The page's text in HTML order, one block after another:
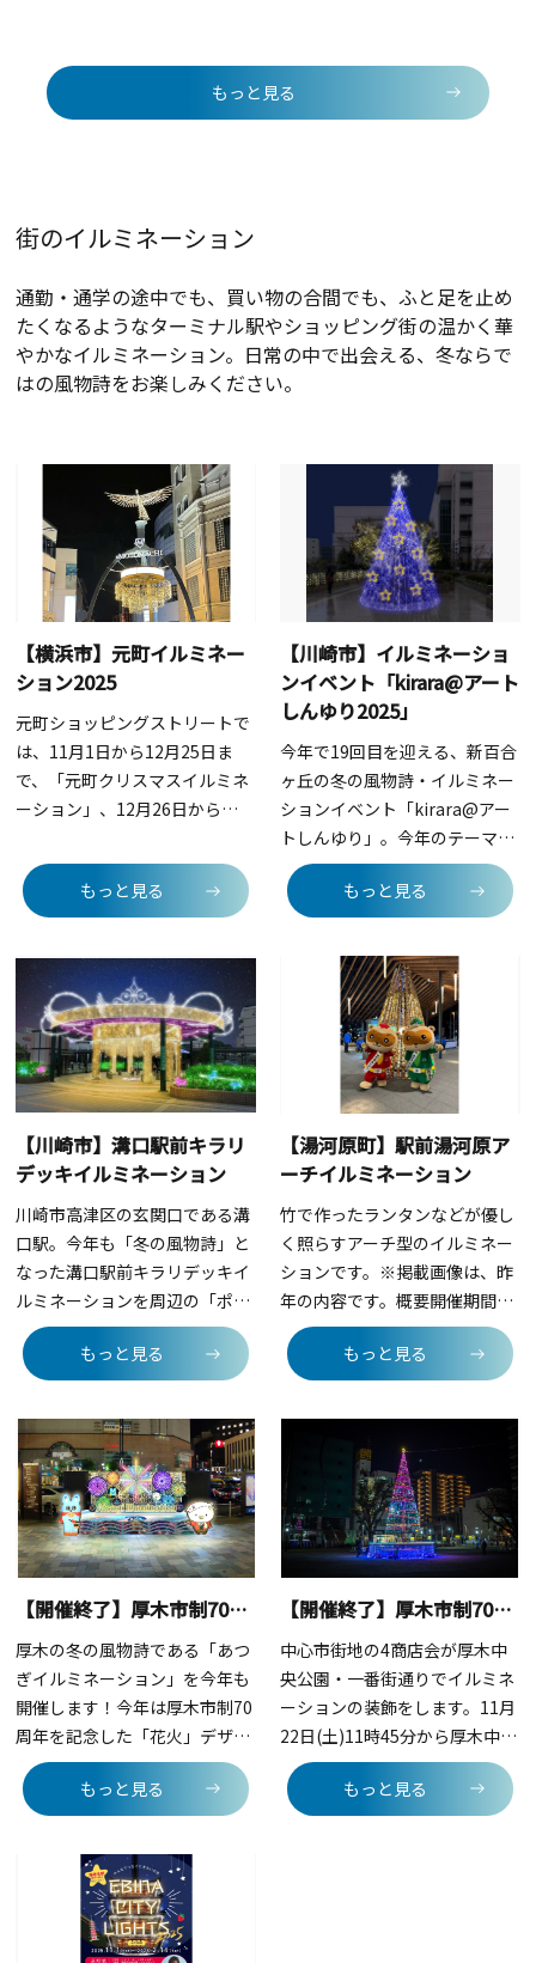
もっと見る
街のイルミネーション
通勤・通学の途中でも、買い物の合間でも、ふと足を止め
たくなるようなターミナル駅やショッピング街の温かく華
やかなイルミネーション。日常の中で出会える、冬ならで
はの風物詩をお楽しみください。
【横浜市】元町イルミネー
ション2025
元町ショッピングストリートで
は、11月1日から12月25日ま
で、「元町クリスマスイルミネ
ーション」、12月26日から
ンターイルミネーション」の開
催にともない、2025年11月1日
に「元町クリスマスツリー点灯
式」を実施します。みなとみら
い線「元町・中華街」駅、JR京
浜東北線「石川町」駅からす
ぐ、横浜開港の頃より外国人向
けの商店が並ぶ、モダンな西洋
文化をいち早く取り入れたお洒
ションブランドや家具、ジュエ
リー店等の他、グルメ店舗が軒
を連ねた個性溢れるショッピン
グストリートです。 神奈川トヨ
タ自動車株式会社の協力のもと
「車両（水素）の外部給電機
能」を使用してのエコロジーな
話題性の高い点灯式になりま
す。プレゼンターとして女優・
招いてのトークショーや
「Felice」さんによる演奏も行
われます。クリスマスカラーの
横浜元町は、楽しさ満載で、オ
ープンエアのストリートは寒さ
知らずの賑いづくしです！！そ
の他、昨年も1月に実施したあ
のプレゼントキャンペーンの告
知も？？ イルミネーションのも
とクリスマスムード満載の元町
ショッピングストリートは賑わ
いづくしです！！■点灯式日
程：2025年11月１日（土）
16：30〜17：30（予定）■場
目）■クリスマスイルミネーシ
ョン日程2025年11月1日（土）
～12月25日（木）■ウィンター
イルミネーション日程2025年
もっと見る
【川崎市】イルミネーショ
ンイベント「kirara@アート
しんゆり2025」
今年で19回目を迎える、新百合
ヶ丘の冬の風物詩・イルミネー
ションイベント「kirara@アー
トしんゆり」。今年のテーマは
「しんゆりスターライトテラ
ス」。“芸術・⽂化のまち”とし
て多くの芸術・⽂化に惹かれた
⼈々が集い、暮らし、日々発信
を続けるまち“新百合ヶ丘”を、
夜空に瞬く星々になぞらえまし
た。街に点在する創造の光を、
テラスの灯りのようにそっと寄
せ合い、共有する時間と場をつ
の“光”を⾒つけて持ち帰ること
ができる〜そんな静かで温かな
夜を演出します。新百合ヶ丘駅
南口のメインツリーをはじめ、
オリーブ並木や新百合ヶ丘マプ
レ、駅北口の樹木などに、約11
万球のあかりがそれぞれテーマ
を持ったイルミネーションに施
されます。今年も小田急・新百
ネーションで明るく彩り、訪れ
た方々にあたたかさをお届けし
ます。kirara@アートしんゆり
2025 開催概要■テーマ：しん
ゆりスターライトテラス■開催
期間：2025年11月15日（土）
～2026年2月14日（土）■点灯
時間：17:00～24:00■場所：小
田急線新百合ヶ丘駅南口・北
口 ■主催：kirara@アートし
んゆり実行委員会■共催：川崎
市麻生区、新百合ヶ丘エリアマ
ネジメントコンソーシアム
もっと見る
【川崎市】溝口駅前キラリ
デッキイルミネーション
川崎市高津区の玄関口である溝
口駅。今年も「冬の風物詩」と
なった溝口駅前キラリデッキイ
ルミネーションを周辺の「ポレ
ポレ通り」や「ノクティ」とも
連携し実施します。 脱炭素の取
組を加速させる溝口エリアの取
組の象徴として、再生可能エネ
ルギーを100％使用した30万球
のLEDがまちを彩ります。 概要
■実施期間： 2025年11月7日
（金）～2026年1月31日(土)■
点灯時間：16：00～24:00 ※12
（元日）5:00 ■ 場所：溝口駅
前キラリデッキ ※周辺の「ポレ
ポレ通り」や「ノクティ」で
も、ゲートや街路灯、壁面等の
イルミネーションを同時実施 ■
内 容：ペデストリアンデッキ、
デッキ下バスターミナル周辺の
植栽、樹木、街路灯、円筒分水
球の電球で装飾します。 環境に
配慮し、再生可能エネルギー
100％の電力を使用します。 ■
もっと見る
【湯河原町】駅前湯河原ア
ーチイルミネーション
竹で作ったランタンなどが優し
く照らすアーチ型のイルミネー
ションです。※掲載画像は、昨
年の内容です。概要開催期間：
2025年12月19日（金）～2026
年１月30日（金）開催時間：常
設（夜間のみ点灯）開場：湯河
原駅大屋根広場
もっと見る
【開催終了】厚木市制70周年記念 あつぎイルミネーション2025【厚木市】
厚木の冬の風物詩である「あつ
ぎイルミネーション」を今年も
開催します！今年は厚木市制70
周年を記念した「花火」デザイ
ンと、厚木市マスコットキャラ
クター「あゆコロちゃん」と小
田急電鉄株式会社の子育て応援
マスコットキャラクター「もこ
ろん」がコラボレーションした
かわいらしいデザインのイルミ
ネーションです。概要■開催期
もっと見る
【開催終了】厚木市制70周年記念 あつぎウィンターフェスティバル ウィンターイルミネーション【厚木市】
中心市街地の4商店会が厚木中
央公園・一番街通りでイルミネ
ーションの装飾をします。11月
22日(土)11時45分から厚木中央
公園でダンスや音楽ステージを
行います。同日17時30分からは
点灯式を行います。また、同時
もっと見る